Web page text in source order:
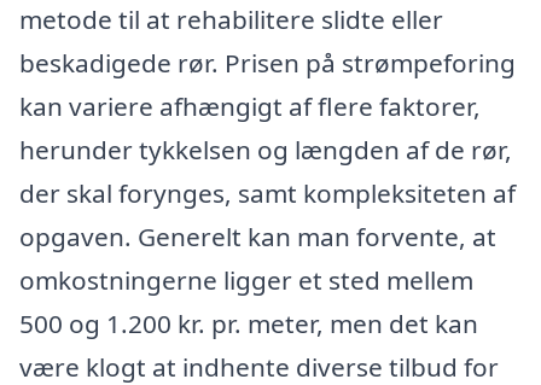
metode til at rehabilitere slidte eller
beskadigede rør. Prisen på strømpeforing
kan variere afhængigt af flere faktorer,
herunder tykkelsen og længden af de rør,
der skal forynges, samt kompleksiteten af
opgaven. Generelt kan man forvente, at
omkostningerne ligger et sted mellem
500 og 1.200 kr. pr. meter, men det kan
være klogt at indhente diverse tilbud for